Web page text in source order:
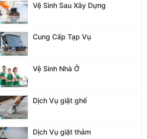
Vệ Sinh Sau Xây Dựng
Cung Cấp Tạp Vụ
Vệ Sinh Nhà Ở
Dịch Vụ giặt ghế
Dịch Vụ giặt thảm